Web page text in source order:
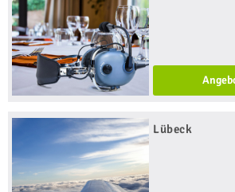
Lübeck